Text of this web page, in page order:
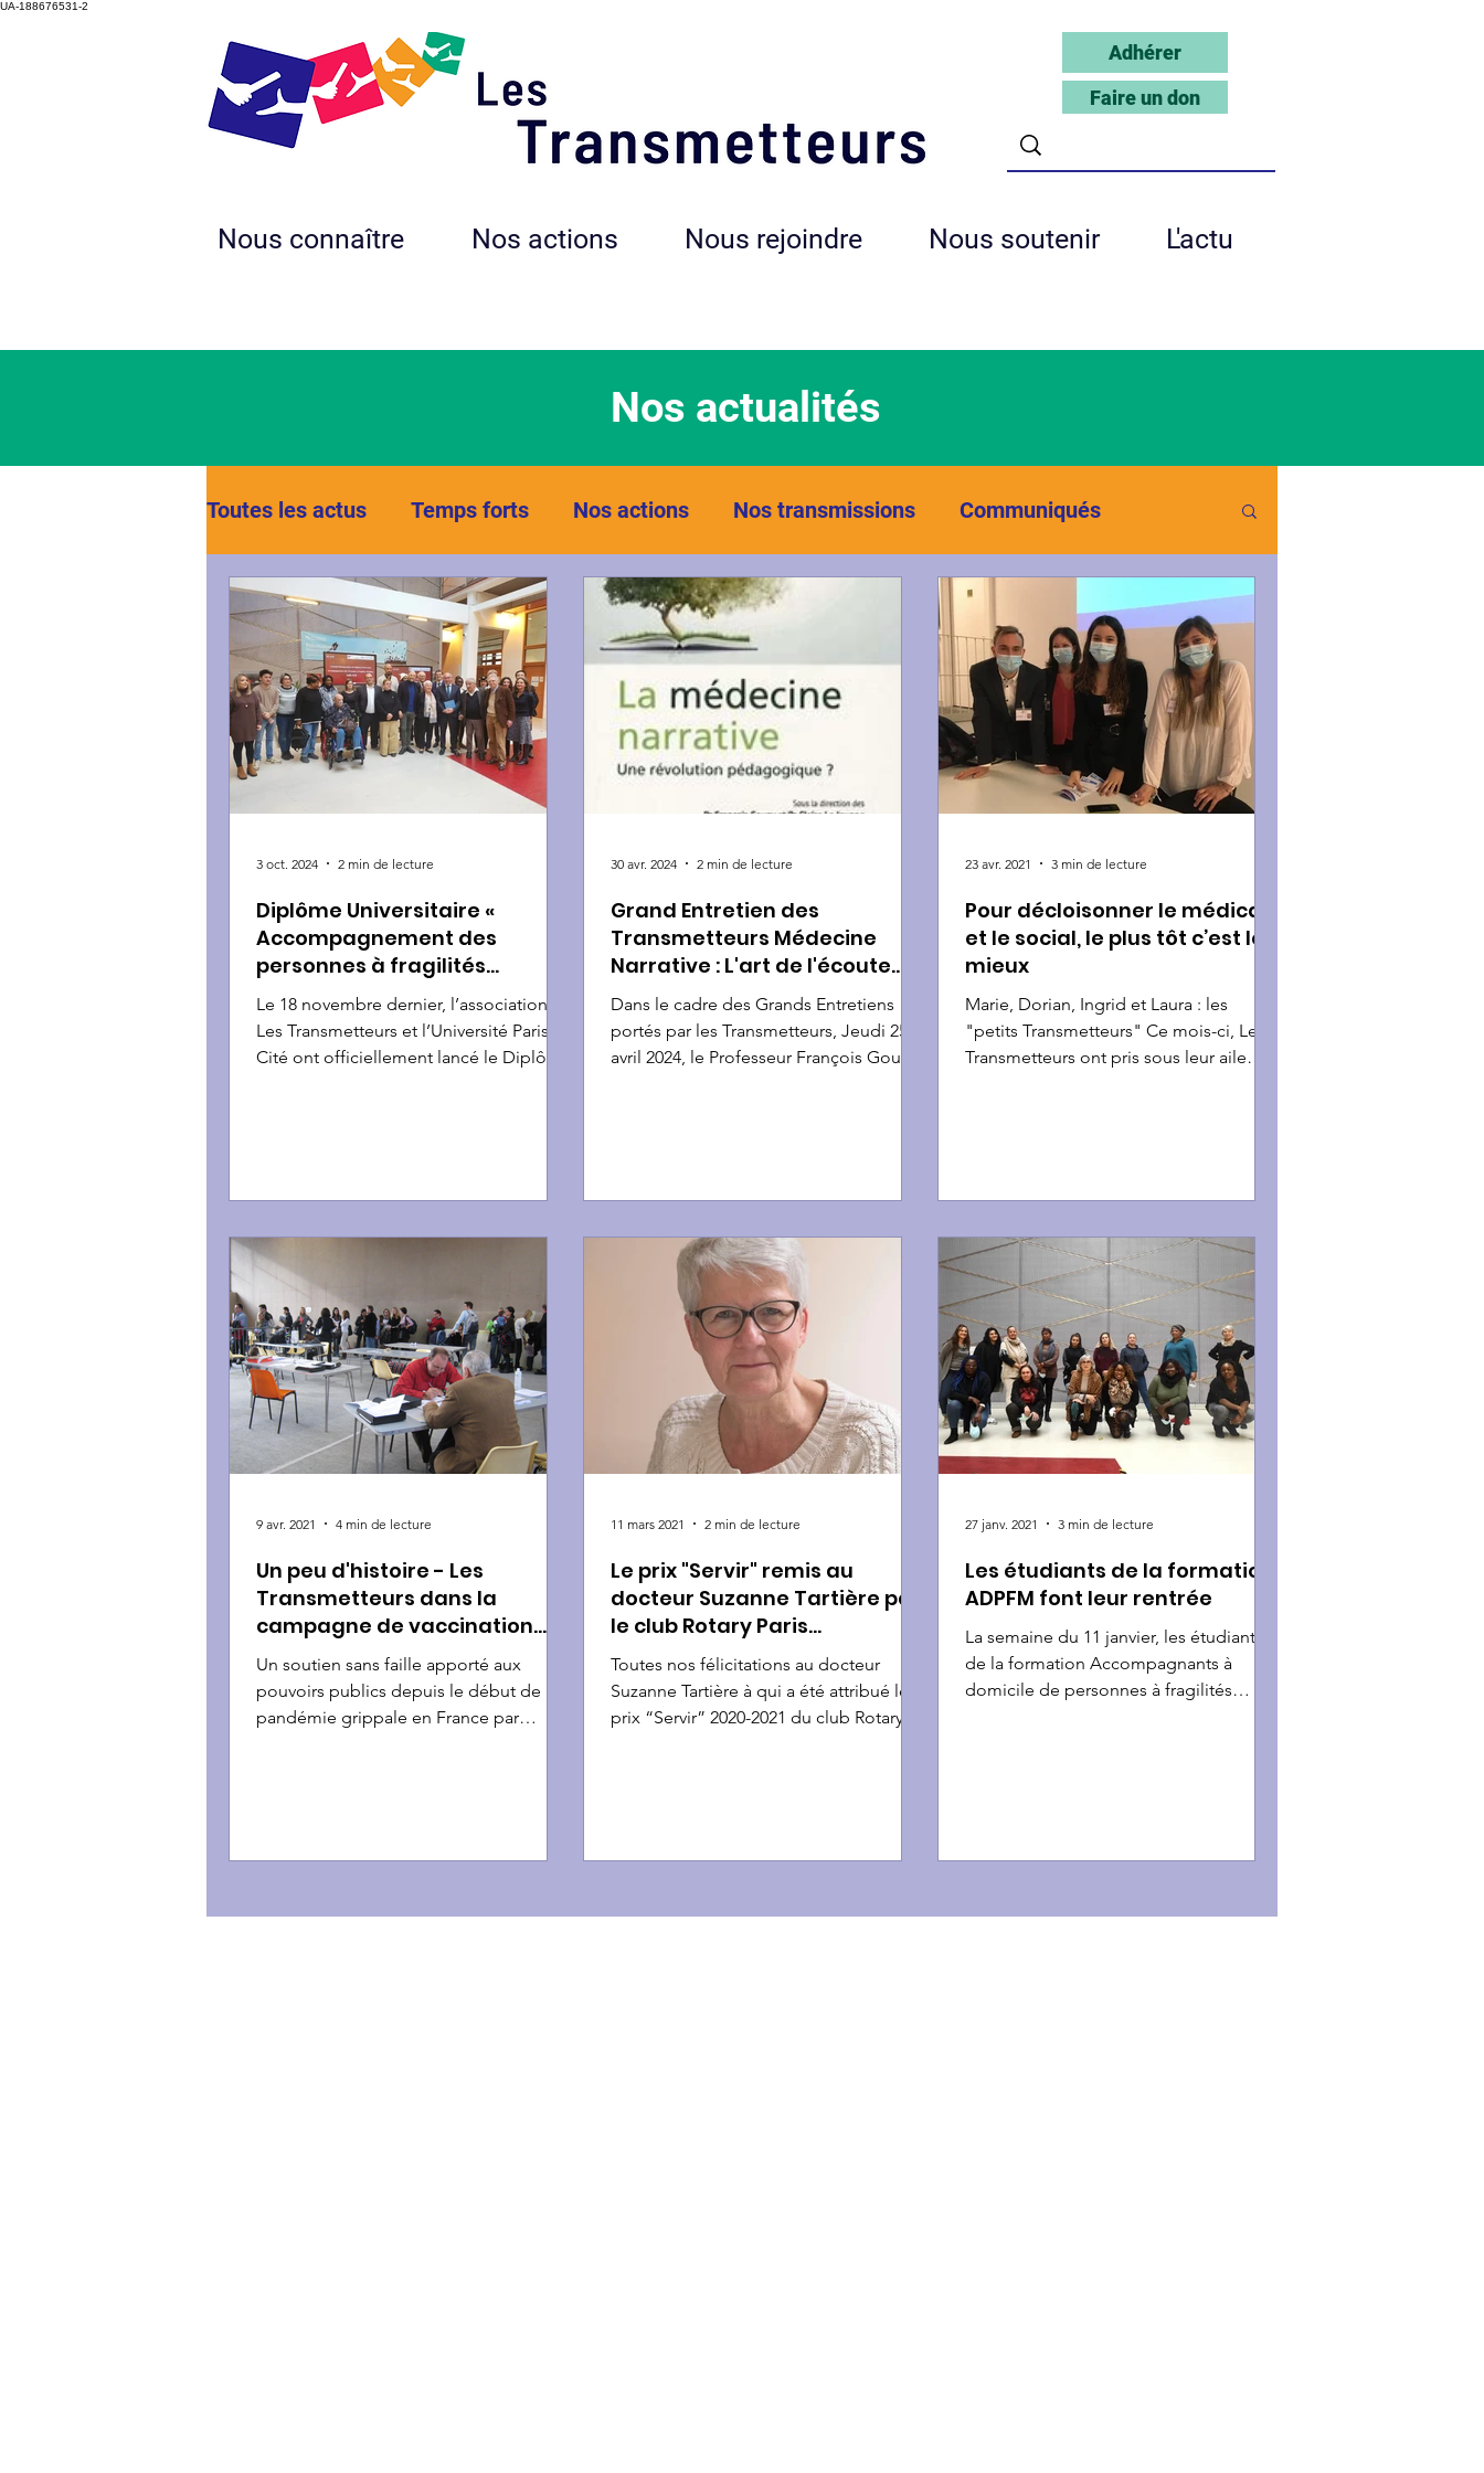
UA-188676531-2
Adhérer
Faire un don
Nous connaître Nos actions Nous rejoindre Nous soutenir L'actu
Toutes les actus Temps forts Nos actions Nos transmissions Communiqués
Portraits Sos Crise
Diplôme Universitaire «
Accompagnement des
personnes à fragilités
multiples », retour sur
l’inauguration
Le 18 novembre dernier, l’association
Les Transmetteurs et l’Université Paris
Cité ont officiellement lancé le Diplôme
3 oct. 2024 2 min de lecture
Grand Entretien des
Transmetteurs Médecine
Narrative : L'art de l'écoute
active
Dans le cadre des Grands Entretiens
portés par les Transmetteurs, Jeudi 25
avril 2024, le Professeur François Goupy
30 avr. 2024 2 min de lecture
Pour décloisonner le médical
et le social, le plus tôt c’est le
mieux
Marie, Dorian, Ingrid et Laura : les
"petits Transmetteurs" Ce mois-ci, Les
Transmetteurs ont pris sous leur aile
23 avr. 2021 3 min de lecture
Un peu d'histoire - Les
Transmetteurs dans la
campagne de vaccination
contre le virus AH1N1 en 2009
Un soutien sans faille apporté aux
pouvoirs publics depuis le début de la
pandémie grippale en France par
9 avr. 2021 4 min de lecture
Le prix "Servir" remis au
docteur Suzanne Tartière par
le club Rotary Paris
Académies
Toutes nos félicitations au docteur
Suzanne Tartière à qui a été attribué le
prix “Servir” 2020-2021 du club Rotary
11 mars 2021 2 min de lecture
Les étudiants de la formation
ADPFM font leur rentrée
La semaine du 11 janvier, les étudiants
de la formation Accompagnants à
domicile de personnes à fragilités
27 janv. 2021 3 min de lecture
Nos actualités